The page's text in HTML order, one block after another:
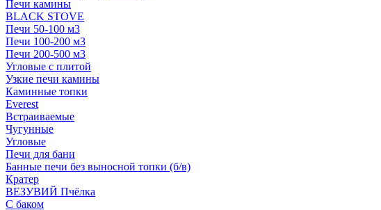
Печи камины
BLACK STOVE
Печи 50-100 м3
Печи 100-200 м3
Печи 200-500 м3
Угловые с плитой
Узкие печи камины
Каминные топки
Everest
Встраиваемые
Чугунные
Угловые
Печи для бани
Банные печи без выносной топки (б/в)
Кратер
ВЕЗУВИЙ Пчёлка
С баком